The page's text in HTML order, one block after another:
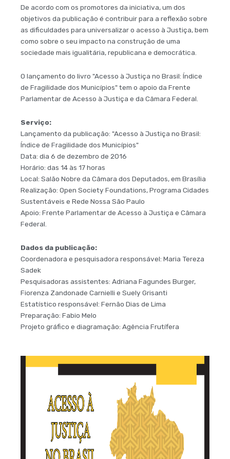
De acordo com os promotores da iniciativa, um dos
objetivos da publicação é contribuir para a reflexão sobre
as dificuldades para universalizar o acesso à Justiça, bem
como sobre o seu impacto na construção de uma
sociedade mais igualitária, republicana e democrática.
O lançamento do livro "Acesso à Justiça no Brasil: Índice
de Fragilidade dos Municípios" tem o apoio da Frente
Parlamentar de Acesso à Justiça e da Câmara Federal.
Serviço:
Lançamento da publicação: "Acesso à Justiça no Brasil:
Índice de Fragilidade dos Municípios"
Data: dia 6 de dezembro de 2016
Horário: das 14 às 17 horas
Local: Salão Nobre da Câmara dos Deputados, em Brasília
Realização: Open Society Foundations, Programa Cidades
Sustentáveis e Rede Nossa São Paulo
Apoio: Frente Parlamentar de Acesso à Justiça e Câmara
Federal.
Dados da publicação:
Coordenadora e pesquisadora responsável: Maria Tereza
Sadek
Pesquisadoras assistentes: Adriana Fagundes Burger,
Fiorenza Zandonade Carnielli e Suely Grisanti
Estatístico responsável: Fernão Dias de Lima
Preparação: Fabio Melo
Projeto gráfico e diagramação: Agência Frutífera